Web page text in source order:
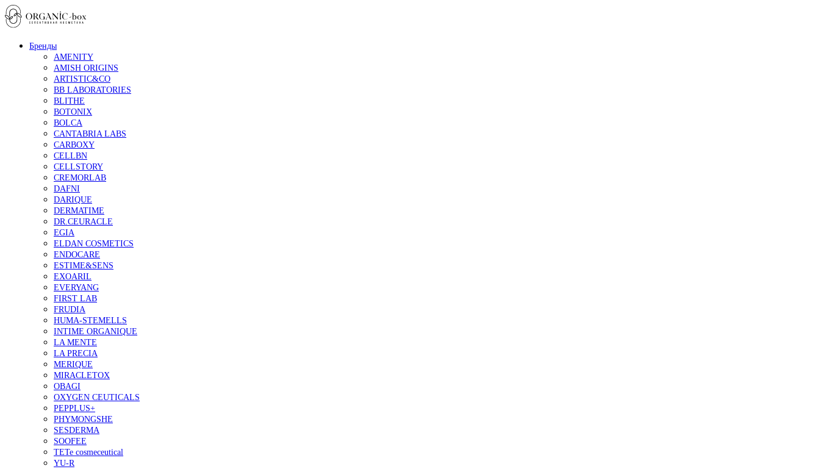
Бренды
AMENITY
AMISH ORIGINS
ARTISTIC&CO
BB LABORATORIES
BLITHE
BOTONIX
BOLCA
CANTABRIA LABS
CARBOXY
CELLBN
CELLSTORY
CREMORLAB
DAFNI
DARIQUE
DERMATIME
DR.CEURACLE
EGIA
ELDAN COSMETICS
ENDOCARE
ESTIME&SENS
EXOARIL
EVERYANG
FIRST LAB
FRUDIA
HUMA-STEMELLS
INTIME ORGANIQUE
LA MENTE
LA PRECIA
MERIQUE
MIRACLETOX
OBAGI
OXYGEN CEUTICALS
PEPPLUS+
PHYMONGSHE
SESDERMA
SOOFEE
TETe cosmeceutical
YU-R